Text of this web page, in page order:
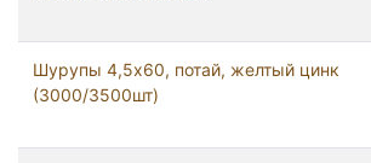
Шурупы 4,5x60, потай, желтый цинк
(3000/3500шт)